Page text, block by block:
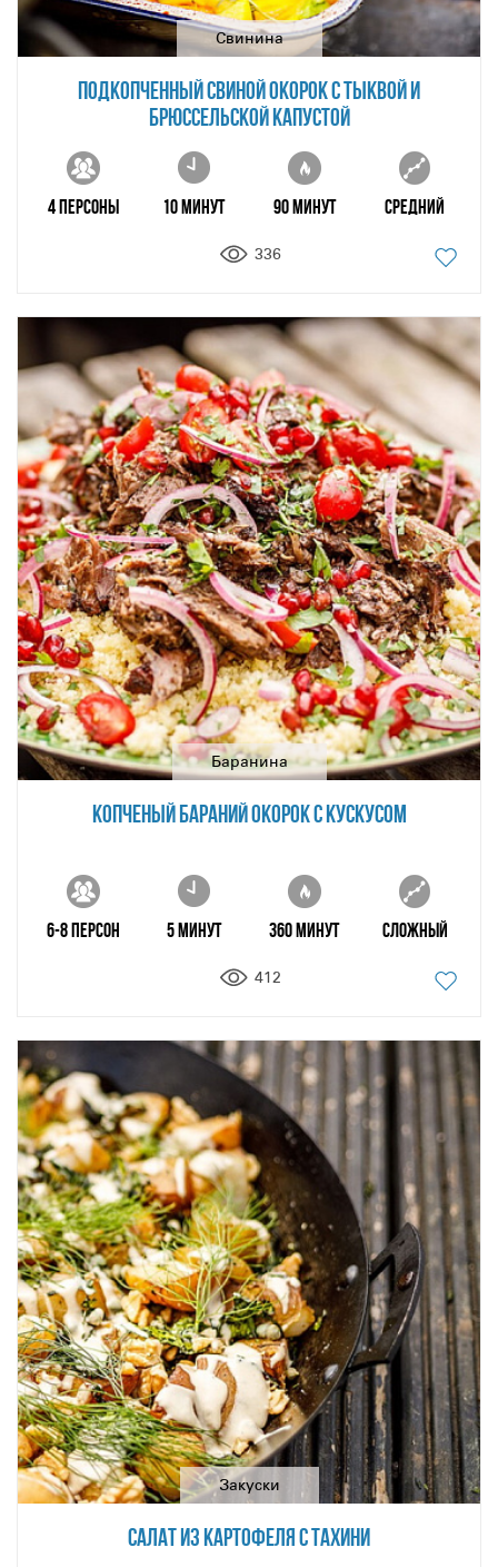
Свинина
ПОДКОПЧЕННЫЙ СВИНОЙ ОКОРОК С ТЫКВОЙ И
БРЮССЕЛЬСКОЙ КАПУСТОЙ
4 персоны 10 минут 90 минут Средний
336
Баранина
КОПЧЕНЫЙ БАРАНИЙ ОКОРОК С КУСКУСОМ
6-8 персон 5 минут 360 минут Сложный
412
Закуски
САЛАТ ИЗ КАРТОФЕЛЯ С ТАХИНИ